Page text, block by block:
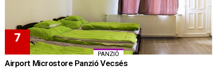
PANZIÓ
Airport Microstore Panzió Vecsés